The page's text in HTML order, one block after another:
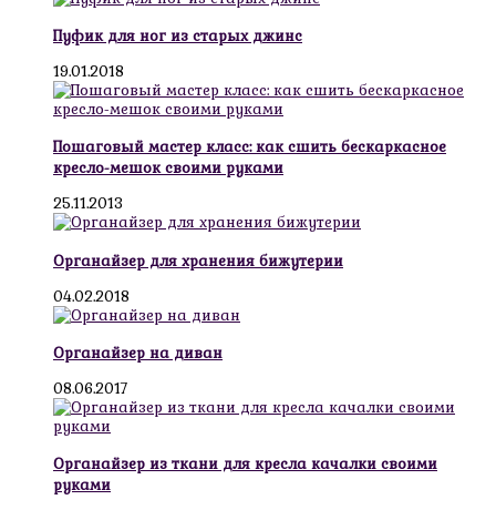
Пуфик для ног из старых джинс
19.01.2018
Пошаговый мастер класс: как сшить бескаркасное
кресло-мешок своими руками
25.11.2013
Органайзер для хранения бижутерии
04.02.2018
Органайзер на диван
08.06.2017
Органайзер из ткани для кресла качалки своими
руками